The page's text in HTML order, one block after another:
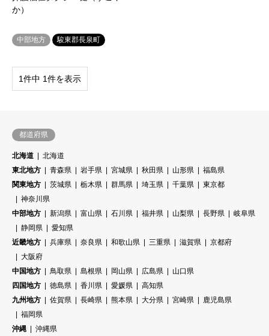
か）
中部地方 駿東郡長泉町
1件中 1件を表示
都道府県
北海道
北海道
東北地方
青森県 岩手県 宮城県 秋田県 山形県
福島県
関東地方
茨城県 栃木県 群馬県 埼玉県 千葉県
東京都
神奈川県
中部地方
新潟県 富山県 石川県 福井県 山梨県 長野県
岐阜県
静岡県
愛知県
近畿地方
兵庫県 奈良県 和歌山県 三重県 滋賀県
京都府
大阪府
中国地方
鳥取県 島根県 岡山県 広島県
山口県
四国地方
徳島県 香川県 愛媛県
高知県
九州地方
佐賀県 長崎県 熊本県 大分県 宮崎県
鹿児島県
福岡県
沖縄
沖縄県